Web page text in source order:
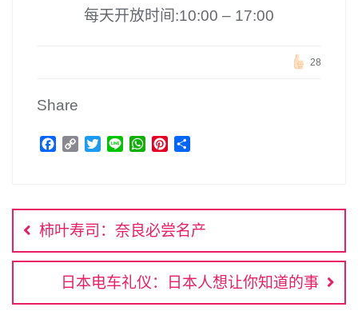
每天开放时间:10:00 – 17:00
28
Share
b
o
k
C
L
i
n
k
t
e
r
W
s
A
p
p
e
r
e
s
文
章
导
柿叶寿司：奈良必尝名产
日本电车礼仪：日本人想让你知道的事